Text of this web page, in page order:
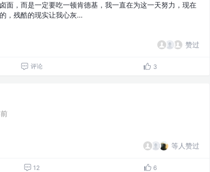
面，而是一定要吃一顿肯德基，我一直在为这一天努力，现在
，残酷的现实让我心灰…
赞过
评论 3
等人赞过
12 6